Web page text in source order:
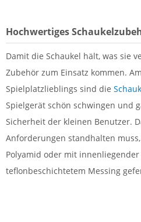
Hochwertiges
Damit die Schaukel hält, was sie
Zubehör zum Einsatz kommen.
Spielplatzlieblings sind die
Spielgerät schön schwingen und
Sicherheit der kleinen Benutzer.
Anforderungen standhalten
Polyamid oder mit
teflonbeschichtetem Messing